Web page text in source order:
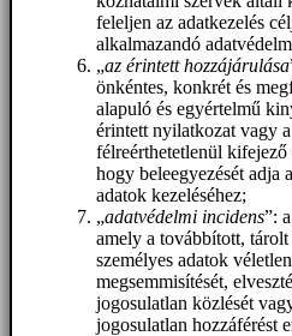
feleljen az adatkezelés
alkalmazandó
„az érintett hozzájárulása
önkéntes, konkrét és
alapuló és egyértelmű
érintett nyilatkozat vagy
félreérthetetlenül
hogy beleegyezését adja
adatok kezeléséhez;
„adatvédelmi incidens”:
amely a továbbított,
személyes adatok
megsemmisítését,
jogosulatlan közlését
jogosulatlan hozzáférést